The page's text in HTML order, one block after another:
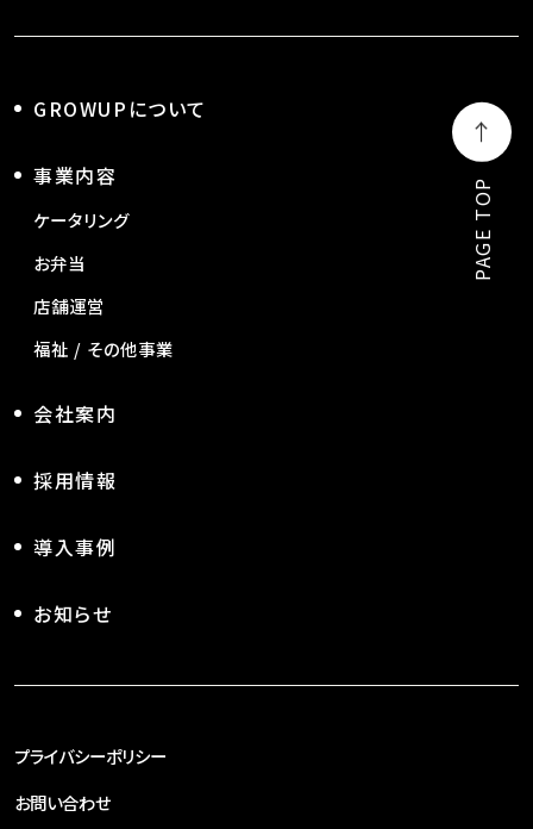
PAGE TOP
GROWUPについて
事業内容
ケータリング
お弁当
店舗運営
福祉 / その他事業
会社案内
採用情報
導入事例
お知らせ
プライバシーポリシー
お問い合わせ